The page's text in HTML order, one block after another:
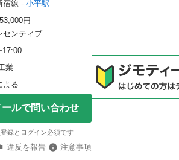
宿線 - 小平駅
円
センティブ
17:00
業
よる
ルで問い合わせ
録とログイン必須です
違反を報告
注意事項